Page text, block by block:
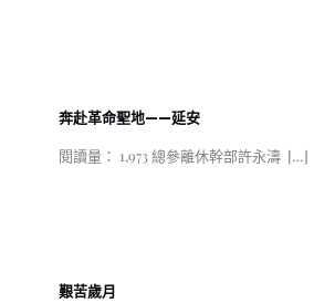
奔赴革命聖地——延安
閱讀量： 1,973 總參離休幹部許永濤 […]
艱苦歲月